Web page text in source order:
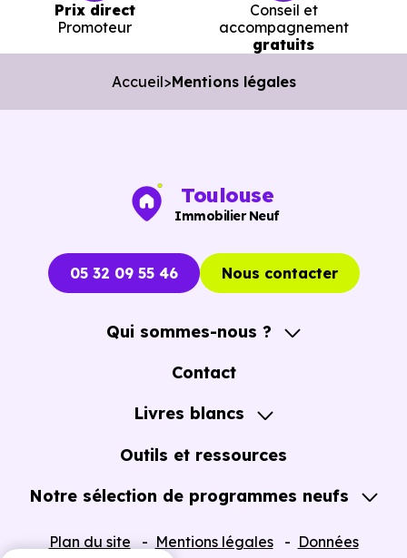
Prix direct
Promoteur
Conseil et
accompagnement
gratuits
Accueil Mentions légales
Toulouse
Immobilier Neuf
05 32 09 55 46 Nous contacter
Qui sommes-nous ?
A propos
Contact
Livres blancs
Guide de l'Achat immobilier neuf en VEFA
Outils et ressources
Notre sélection de programmes neufs
Plan du site Mentions légales Données